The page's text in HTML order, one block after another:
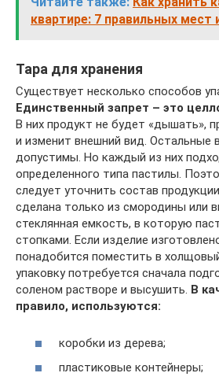
квартире: 7 правильных мест
Тара для хранения
Существует несколько способов
Единственный запрет – это
В них продукт не будет «дышать»,
и изменит внешний вид. Остальные
допустимы. Но каждый из них
определенного типа пастилы.
следует уточнить состав
сделана только из смородины или
стеклянная емкость, в которую
стопками. Если изделие
понадобится поместить в
упаковку потребуется сначала
соленом растворе и высушить. В
правило, используются:
коробки из дерева;
пластиковые контейнеры;